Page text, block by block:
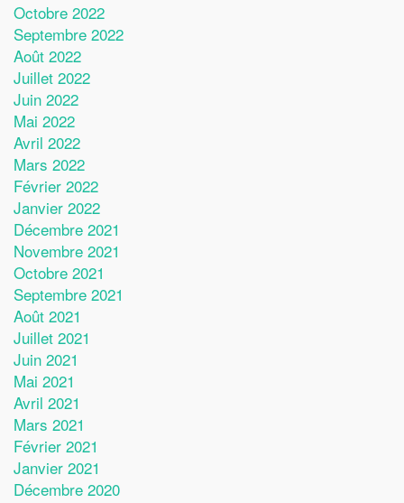
Octobre 2022
Septembre 2022
Août 2022
Juillet 2022
Juin 2022
Mai 2022
Avril 2022
Mars 2022
Février 2022
Janvier 2022
Décembre 2021
Novembre 2021
Octobre 2021
Septembre 2021
Août 2021
Juillet 2021
Juin 2021
Mai 2021
Avril 2021
Mars 2021
Février 2021
Janvier 2021
Décembre 2020